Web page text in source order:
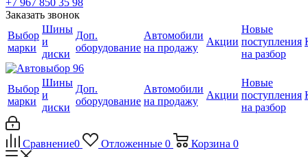
+7 967 850 35 98
Заказать звонок
Выбор
марки
Шины
и
диски
Доп.
оборудование
Автомобили
на продажу
Акции
Новые
поступления
на разбор
Выбор
марки
Шины
и
диски
Доп.
оборудование
Автомобили
на продажу
Акции
Новые
поступления
на разбор
Сравнение0 Отложенные 0 Корзина 0